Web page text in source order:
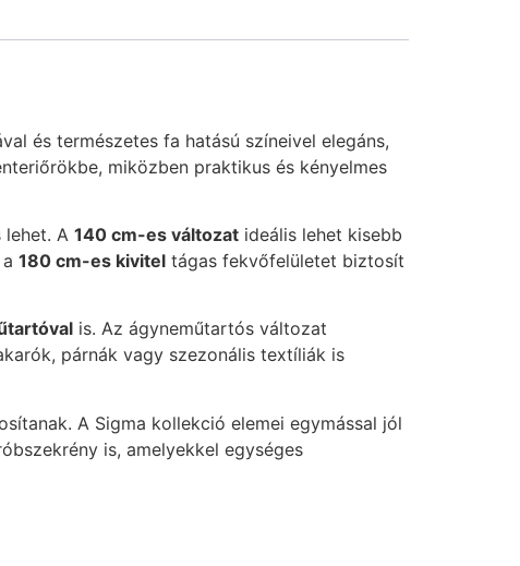
és természetes fa hatású színeivel elegáns,
miközben praktikus és kényelmes
lehet. A 140 cm-es változat ideális lehet kisebb
180 cm-es kivitel tágas fekvőfelületet biztosít
is. Az ágyneműtartós változat
párnák vagy szezonális textíliák is
A Sigma kollekció elemei egymással jól
is, amelyekkel egységes